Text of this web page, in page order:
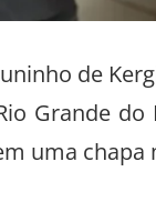
de
Grande
uma